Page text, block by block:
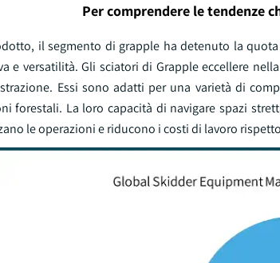
Per comprendere le tendenze
il segmento di grapple ha detenuto la
e versatilità. Gli sciatori di Grapple eccellere
Essi sono adatti per una varietà di
forestali. La loro capacità di navigare spazi
le operazioni e riducono i costi di lavoro